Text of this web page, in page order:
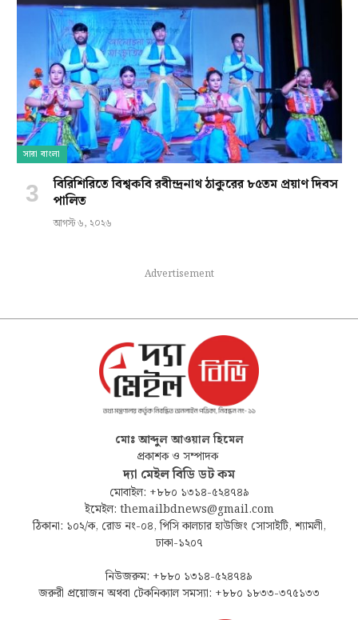
সারা বাংলা
বিরিশিরিতে বিশ্বকবি রবীন্দ্রনাথ ঠাকুরের ৮৫তম প্রয়াণ দিবস
পালিত
আগস্ট ৬, ২০২৬
Advertisement
মোঃ আব্দুল আওয়াল হিমেল
প্রকাশক ও সম্পাদক
দ্যা মেইল বিডি ডট কম
মোবাইল: +৮৮০ ১৩১৪-৫২৪৭৪৯
ইমেইল: themailbdnews@gmail.com
ঠিকানা: ১০২/ক, রোড নং-০৪, পিসি কালচার হাউজিং সোসাইটি, শ্যামলী,
ঢাকা-১২০৭
নিউজরুম: +৮৮০ ১৩১৪-৫২৪৭৪৯
জরুরী প্রয়োজন অথবা টেকনিক্যাল সমস্যা: +৮৮০ ১৮৩৩-৩৭৫১৩৩